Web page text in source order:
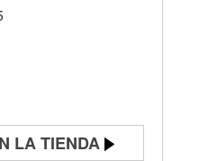
LA TIENDA